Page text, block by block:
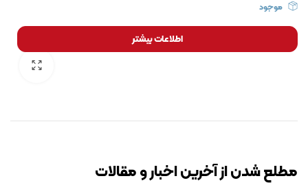
موجود
اطلاعات بیشتر
مطلع شدن از آخرین اخبار و مقالات